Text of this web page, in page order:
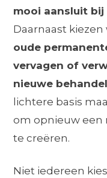
mooi aansluit
Daarnaast
oude
vervagen of
nieuwe
lichtere basis
om opnieuw een
te creëren.
Niet iedereen